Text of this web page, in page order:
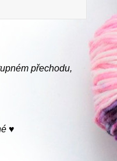
přechodu,
♥